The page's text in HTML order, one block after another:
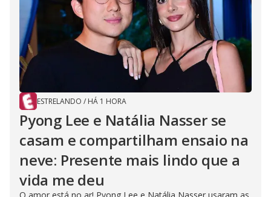
ESTRELANDO / HÁ 1 HORA
Pyong Lee e Natália Nasser se
casam e compartilham ensaio na
neve: Presente mais lindo que a
vida me deu